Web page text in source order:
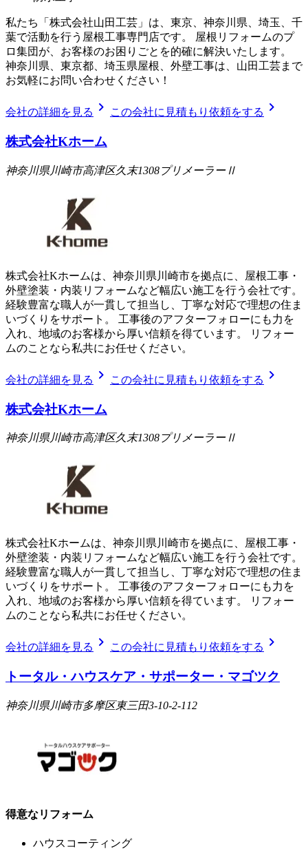
私たち「株式会社山田工芸」は、東京、神奈川県、埼玉、千
葉で活動を行う屋根工事専門店です。 屋根リフォームのプ
ロ集団が、お客様のお困りごとを的確に解決いたします。
神奈川県、東京都、埼玉県屋根、外壁工事は、山田工芸まで
お気軽にお問い合わせください！
会社の詳細を見る chevron_right この会社に見積もり依頼をする chevron_right
株式会社Kホーム
神奈川県川崎市高津区久末1308プリメーラーⅡ
株式会社Kホームは、神奈川県川崎市を拠点に、屋根工事・
外壁塗装・内装リフォームなど幅広い施工を行う会社です。
経験豊富な職人が一貫して担当し、丁寧な対応で理想の住ま
いづくりをサポート。 工事後のアフターフォローにも力を
入れ、地域のお客様から厚い信頼を得ています。 リフォー
ムのことなら私共にお任せください。
会社の詳細を見る chevron_right この会社に見積もり依頼をする chevron_right
株式会社Kホーム
神奈川県川崎市高津区久末1308プリメーラーⅡ
株式会社Kホームは、神奈川県川崎市を拠点に、屋根工事・
外壁塗装・内装リフォームなど幅広い施工を行う会社です。
経験豊富な職人が一貫して担当し、丁寧な対応で理想の住ま
いづくりをサポート。 工事後のアフターフォローにも力を
入れ、地域のお客様から厚い信頼を得ています。 リフォー
ムのことなら私共にお任せください。
会社の詳細を見る chevron_right この会社に見積もり依頼をする chevron_right
トータル・ハウスケア・サポーター・マゴツク
神奈川県川崎市多摩区東三田3-10-2-112
得意なリフォーム
ハウスコーティング